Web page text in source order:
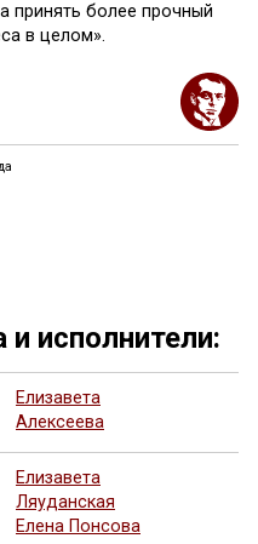
принять более прочный
в целом».
исполнители:
Елизавета
Алексеева
Елизавета
Ляуданская
Елена Понсова